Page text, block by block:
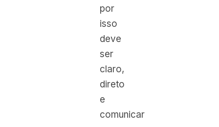
por
isso
deve
ser
claro,
direto
e
comunicar